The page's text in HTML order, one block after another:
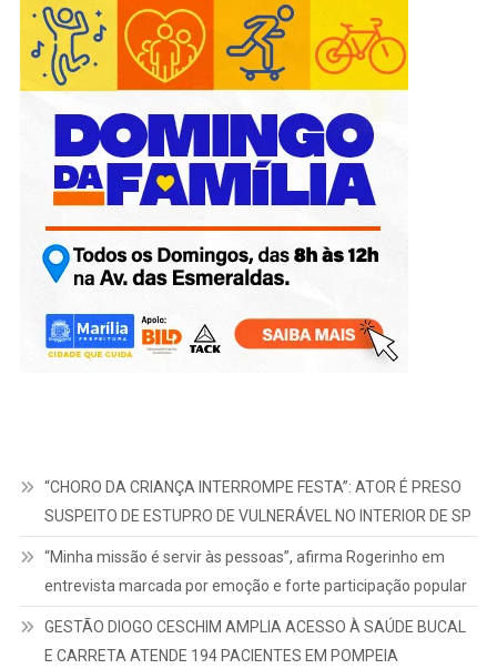
“CHORO DA CRIANÇA INTERROMPE FESTA”: ATOR É PRESO
SUSPEITO DE ESTUPRO DE VULNERÁVEL NO INTERIOR DE SP
“Minha missão é servir às pessoas”, afirma Rogerinho em
entrevista marcada por emoção e forte participação popular
GESTÃO DIOGO CESCHIM AMPLIA ACESSO À SAÚDE BUCAL
E CARRETA ATENDE 194 PACIENTES EM POMPEIA